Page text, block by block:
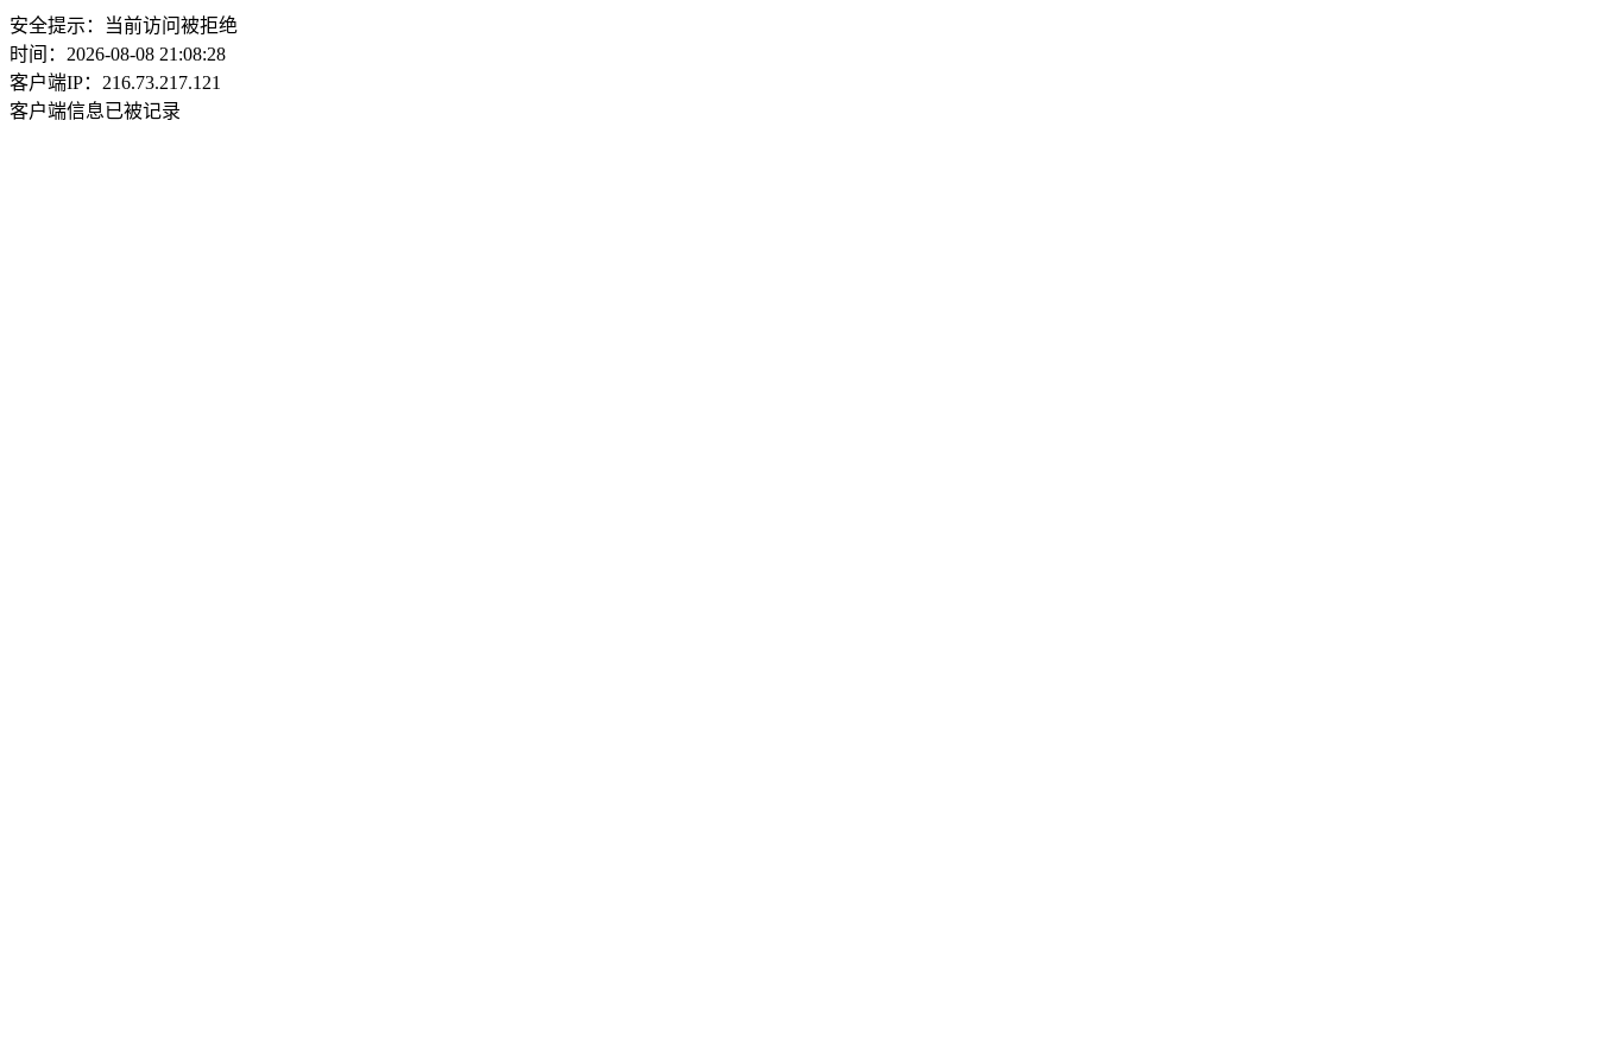
安全提示：当前访问被拒绝
时间：2026-08-08 21:08:28
客户端IP：216.73.217.121
客户端信息已被记录